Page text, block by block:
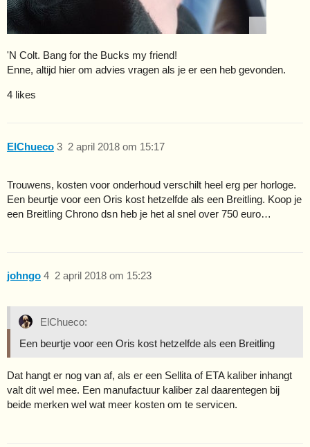
'N Colt. Bang for the Bucks my friend!
Enne, altijd hier om advies vragen als je er een heb gevonden.
4 likes
ElChueco 2 april 2018 om 15:17
3
Trouwens, kosten voor onderhoud verschilt heel erg per horloge.
Een beurtje voor een Oris kost hetzelfde als een Breitling. Koop je
een Breitling Chrono dsn heb je het al snel over 750 euro…
johngo 2 april 2018 om 15:23
4
ElChueco:
Een beurtje voor een Oris kost hetzelfde als een Breitling
Dat hangt er nog van af, als er een Sellita of ETA kaliber inhangt
valt dit wel mee. Een manufactuur kaliber zal daarentegen bij
beide merken wel wat meer kosten om te servicen.